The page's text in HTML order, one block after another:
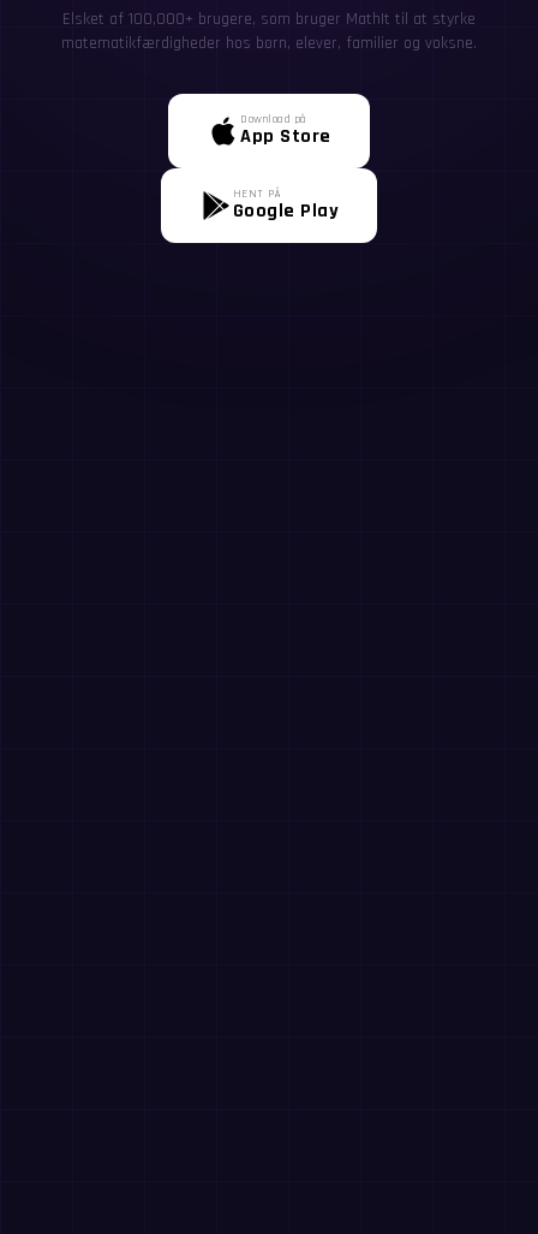
Elsket af 100,000+ brugere, som bruger MathIt til at styrke
matematikfærdigheder hos børn, elever, familier og voksne.
Download på
App Store
HENT PÅ
Google Play